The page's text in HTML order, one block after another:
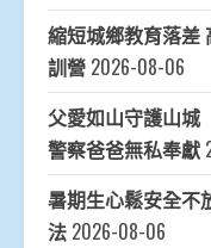
縮短城鄉教育落差
訓營 2026-08-06
父愛如山守護山
警察爸爸無私奉獻
暑期生心鬆安全不
法 2026-08-06